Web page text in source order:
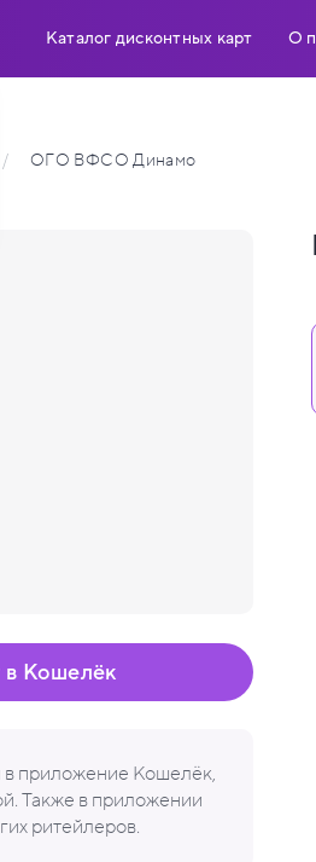
Каталог дисконтных карт О
/ ОГО ВФСО Динамо
в приложение Кошелёк,
Также в приложении
ритейлеров.
в Кошелёк